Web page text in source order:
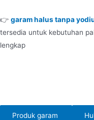
👉 garam halus tanpa
tersedia untuk kebutuhan
lengkap
Produk garam